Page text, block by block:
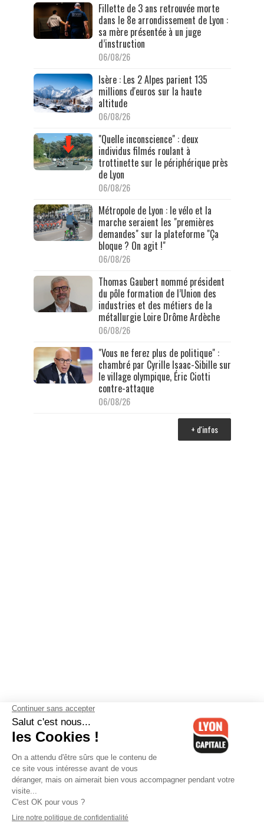
Fillette de 3 ans retrouvée morte
dans le 8e arrondissement de Lyon :
sa mère présentée à un juge
d’instruction
06/08/26
Isère : Les 2 Alpes parient 135
millions d'euros sur la haute
altitude
06/08/26
"Quelle inconscience" : deux
individus filmés roulant à
trottinette sur le périphérique près
de Lyon
06/08/26
Métropole de Lyon : le vélo et la
marche seraient les "premières
demandes" sur la plateforme "Ça
bloque ? On agit !"
06/08/26
Thomas Gaubert nommé président
du pôle formation de l’Union des
industries et des métiers de la
métallurgie Loire Drôme Ardèche
06/08/26
"Vous ne ferez plus de politique" :
chambré par Cyrille Isaac-Sibille sur
le village olympique, Éric Ciotti
contre-attaque
06/08/26
+ d'infos